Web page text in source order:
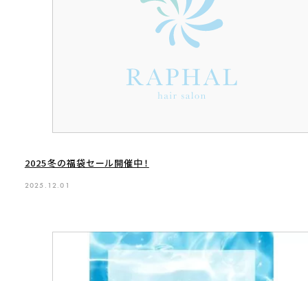
2025冬の福袋セール開催中！
2025.12.01